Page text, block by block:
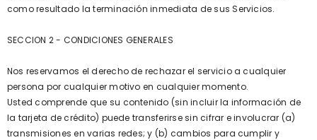
como resultado la terminación inmediata de sus Servicios.
SECCION 2 - CONDICIONES GENERALES
Nos reservamos el derecho de rechazar el servicio a cualquier
persona por cualquier motivo en cualquier momento.
Usted comprende que su contenido (sin incluir la información de
la tarjeta de crédito) puede transferirse sin cifrar e involucrar (a)
transmisiones en varias redes; y (b) cambios para cumplir y